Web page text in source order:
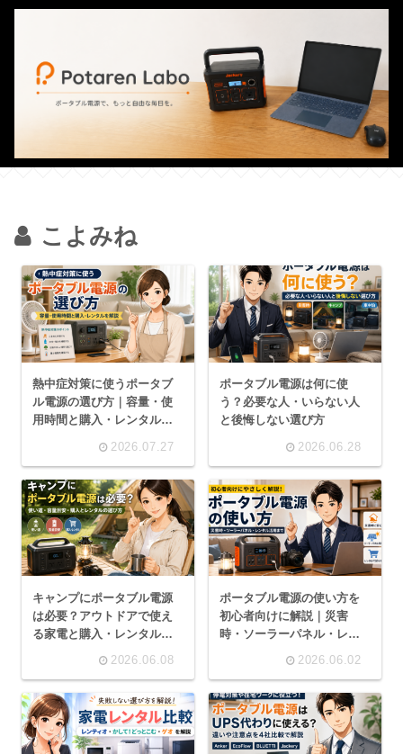
こよみね
熱中症対策に使うポータブ
ル電源の選び方｜容量・使
用時間と購入・レンタルを
2026.07.27
ポータブル電源は何に使
う？必要な人・いらない人
と後悔しない選び方
2026.06.28
キャンプにポータブル電源
は必要？アウトドアで使え
る家電と購入・レンタルの
2026.06.08
ポータブル電源の使い方を
初心者向けに解説｜災害
時・ソーラーパネル・レン
2026.06.02